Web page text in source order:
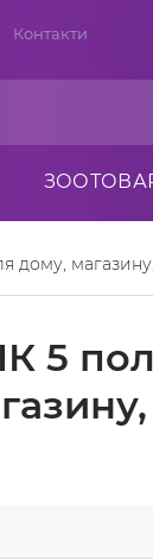
Контакти
дому,
5